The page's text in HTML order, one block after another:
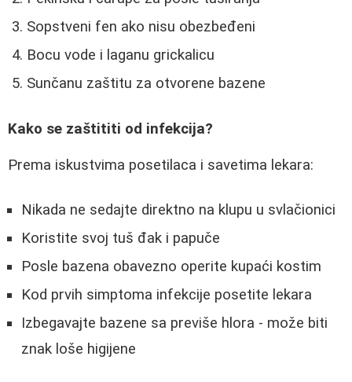
Sopstveni fen ako nisu obezbeđeni
Bocu vode i laganu grickalicu
Sunčanu zaštitu za otvorene bazene
Kako se zaštititi od infekcija?
Prema iskustvima posetilaca i savetima lekara:
Nikada ne sedajte direktno na klupu u svlačionici
Koristite svoj tuš đak i papuče
Posle bazena obavezno operite kupaći kostim
Kod prvih simptoma infekcije posetite lekara
Izbegavajte bazene sa previše hlora - može biti
znak loše higijene